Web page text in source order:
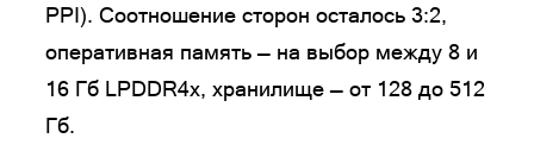
PPI). Соотношение сторон осталось 3:2,
оперативная память — на выбор между 8 и
16 Гб LPDDR4x, хранилище — от 128 до 512
Гб.